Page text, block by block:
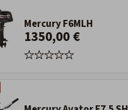
Mercury F6MLH
1350,00 €